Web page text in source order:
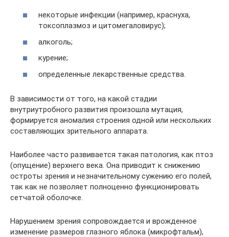
некоторые инфекции (например, краснуха,
токсоплазмоз и цитомегаловирус);
алкоголь;
курение;
определенные лекарственные средства.
В зависимости от того, на какой стадии
внутриутробного развития произошла мутация,
формируется аномалия строения одной или нескольких
составляющих зрительного аппарата.
Наиболее часто развивается такая патология, как птоз
(опущение) верхнего века. Она приводит к снижению
остроты зрения и незначительному сужению его полей,
так как не позволяет полноценно функционировать
сетчатой оболочке.
Нарушением зрения сопровождается и врожденное
изменение размеров глазного яблока (микрофтальм),